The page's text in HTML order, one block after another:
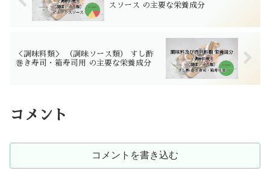
スソース の主要な栄養成分
＜調味料類＞ （調味ソース類） すし酢
巻き寿司・箱寿司用 の主要な栄養成分
コメント
コメントを書き込む